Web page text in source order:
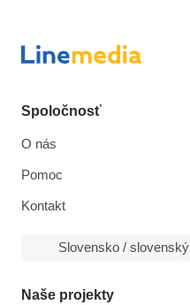
Spoločnosť
O nás
Pomoc
Kontakt
Slovensko / slovenský
Naše projekty